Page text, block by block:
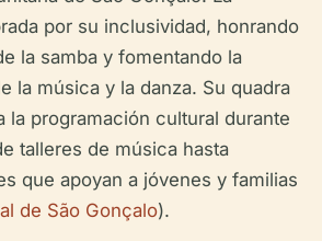
por su inclusividad, honrando
la samba y fomentando la
la música y la danza. Su quadra
la programación cultural durante
talleres de música hasta
que apoyan a jóvenes y familias
de São Gonçalo).